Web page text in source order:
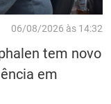
06/08/2026 às 14:32
tem novo
em